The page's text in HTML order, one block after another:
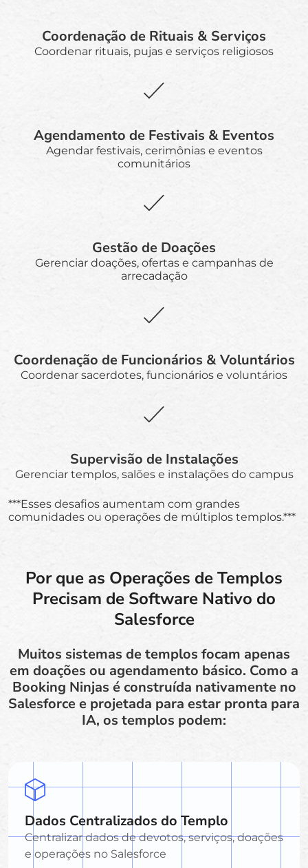
Coordenação de Rituais & Serviços
Coordenar rituais, pujas e serviços religiosos
Agendamento de Festivais & Eventos
Agendar festivais, cerimônias e eventos
comunitários
Gestão de Doações
Gerenciar doações, ofertas e campanhas de
arrecadação
Coordenação de Funcionários & Voluntários
Coordenar sacerdotes, funcionários e voluntários
Supervisão de Instalações
Gerenciar templos, salões e instalações do campus
***Esses desafios aumentam com grandes
comunidades ou operações de múltiplos templos.***
Por que as Operações de Templos
Precisam de Software Nativo do
Salesforce
Muitos sistemas de templos focam apenas
em doações ou agendamento básico. Como a
Booking Ninjas é construída nativamente no
Salesforce e projetada para estar pronta para
IA, os templos podem:
Dados Centralizados do Templo
Centralizar dados de devotos, serviços, doações
e operações no Salesforce